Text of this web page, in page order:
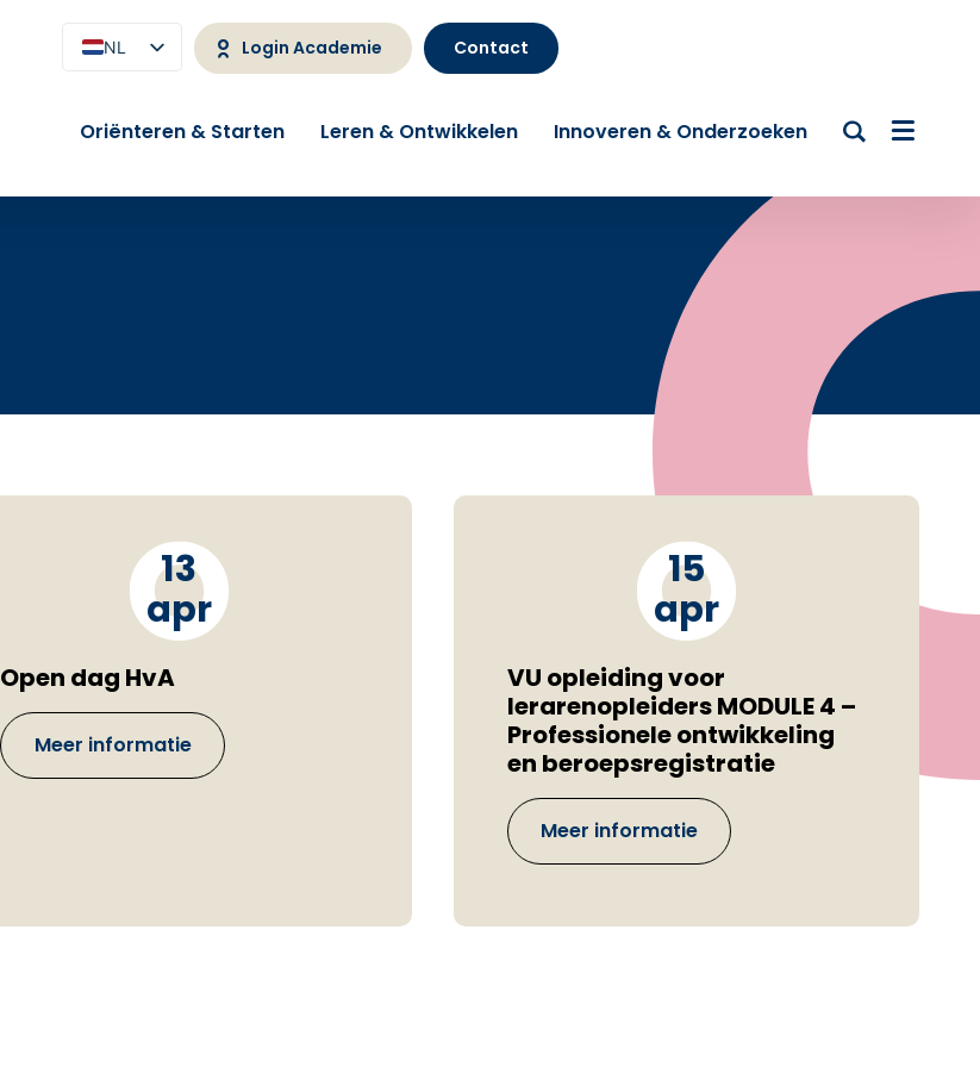
NL
Login Academie Contact
Oriënteren & Starten Leren & Ontwikkelen Innoveren & Onderzoeken
13
apr
Open dag HvA
Meer informatie
15
apr
VU opleiding voor
lerarenopleiders MODULE 4 –
Professionele ontwikkeling
en beroepsregistratie
Meer informatie